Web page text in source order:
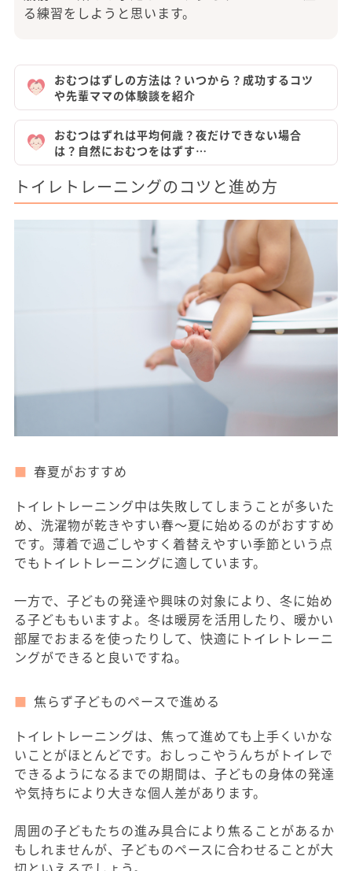
る練習をしようと思います。
おむつはずしの方法は？いつから？成功するコツ
や先輩ママの体験談を紹介
おむつはずれは平均何歳？夜だけできない場合
は？自然におむつをはずす…
トイレトレーニングのコツと進め方
春夏がおすすめ
トイレトレーニング中は失敗してしまうことが多いた
め、洗濯物が乾きやすい春～夏に始めるのがおすすめ
です。薄着で過ごしやすく着替えやすい季節という点
でもトイレトレーニングに適しています。
一方で、子どもの発達や興味の対象により、冬に始め
る子どももいますよ。冬は暖房を活用したり、暖かい
部屋でおまるを使ったりして、快適にトイレトレーニ
ングができると良いですね。
焦らず子どものペースで進める
トイレトレーニングは、焦って進めても上手くいかな
いことがほとんどです。おしっこやうんちがトイレで
できるようになるまでの期間は、子どもの身体の発達
や気持ちにより大きな個人差があります。
周囲の子どもたちの進み具合により焦ることがあるか
もしれませんが、子どものペースに合わせることが大